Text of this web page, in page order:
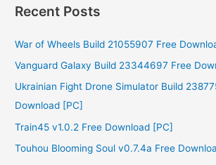
Recent Posts
War of Wheels Build 21055907 Free
Vanguard Galaxy Build 23344697 Free
Ukrainian Fight Drone Simulator Build
Download [PC]
Train45 v1.0.2 Free Download [PC]
Touhou Blooming Soul v0.7.4a Free